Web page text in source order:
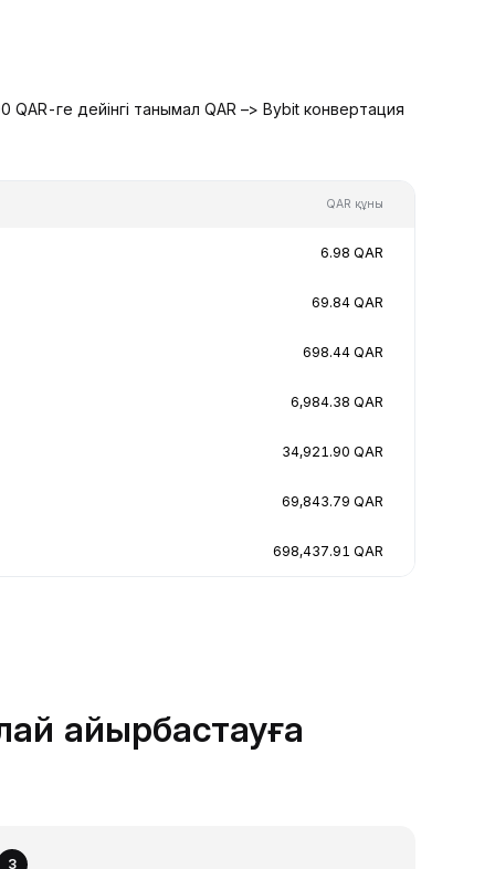
ге дейінгі танымал QAR –> Bybit конвертация
QAR құны
6.98 QAR
69.84 QAR
698.44 QAR
6,984.38 QAR
34,921.90 QAR
69,843.79 QAR
698,437.91 QAR
айырбастауға
3